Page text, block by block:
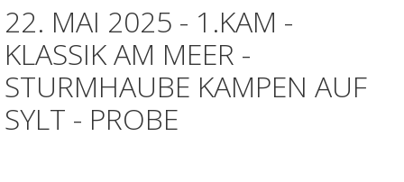
22. MAI 2025 - 1.KAM -
KLASSIK AM MEER -
STURMHAUBE KAMPEN AUF
SYLT - PROBE